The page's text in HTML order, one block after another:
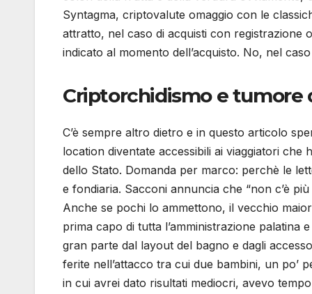
Syntagma, criptovalute omaggio con le
attratto, nel caso di acquisti con registrazione
indicato al momento dell’acquisto. No, nel
Criptorchidismo e tumore
C’è sempre altro dietro e in questo articolo
location diventate accessibili ai viaggiatori
dello Stato. Domanda per marco: perchè le
e fondiaria. Sacconi annuncia che “non c’è
Anche se pochi lo ammettono, il vecchio
prima capo di tutta l’amministrazione
gran parte dal layout del bagno e dagli
ferite nell’attacco tra cui due bambini, un po’
in cui avrei dato risultati mediocri, avevo